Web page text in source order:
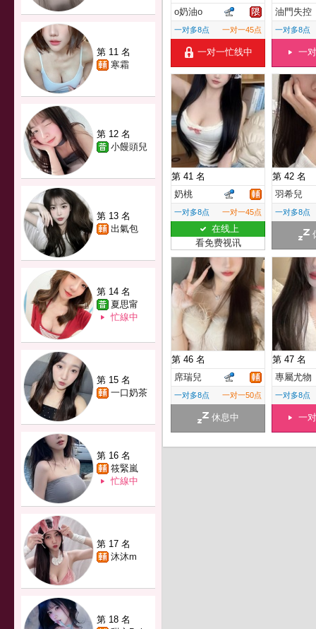
第 11 名
寒霜
第 12 名
小饅頭兒
第 13 名
出氣包
第 14 名
夏思甯
忙線中
第 15 名
一口奶茶
第 16 名
筱緊嵐
忙線中
第 17 名
沐沐m
第 18 名
o奶油o
一对多8点 一对一45点
一对一忙线中
油門失控
一对多8点
一
第 41 名
奶桃
一对多8点 一对一45点
在线上
看免费视讯
第 42 名
羽希兒
一对多8点
第 46 名
席瑞兒
一对多8点 一对一50点
休息中
第 47 名
專屬尤物
一对多8点
一